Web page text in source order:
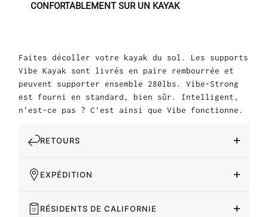
CONFORTABLEMENT SUR UN KAYAK
Faites décoller votre kayak du sol. Les supports
Vibe Kayak sont livrés en paire rembourrée et
peuvent supporter ensemble 280lbs. Vibe-Strong
est fourni en standard, bien sûr. Intelligent,
n'est-ce pas ? C'est ainsi que Vibe fonctionne.
RETOURS
EXPÉDITION
RÉSIDENTS DE CALIFORNIE